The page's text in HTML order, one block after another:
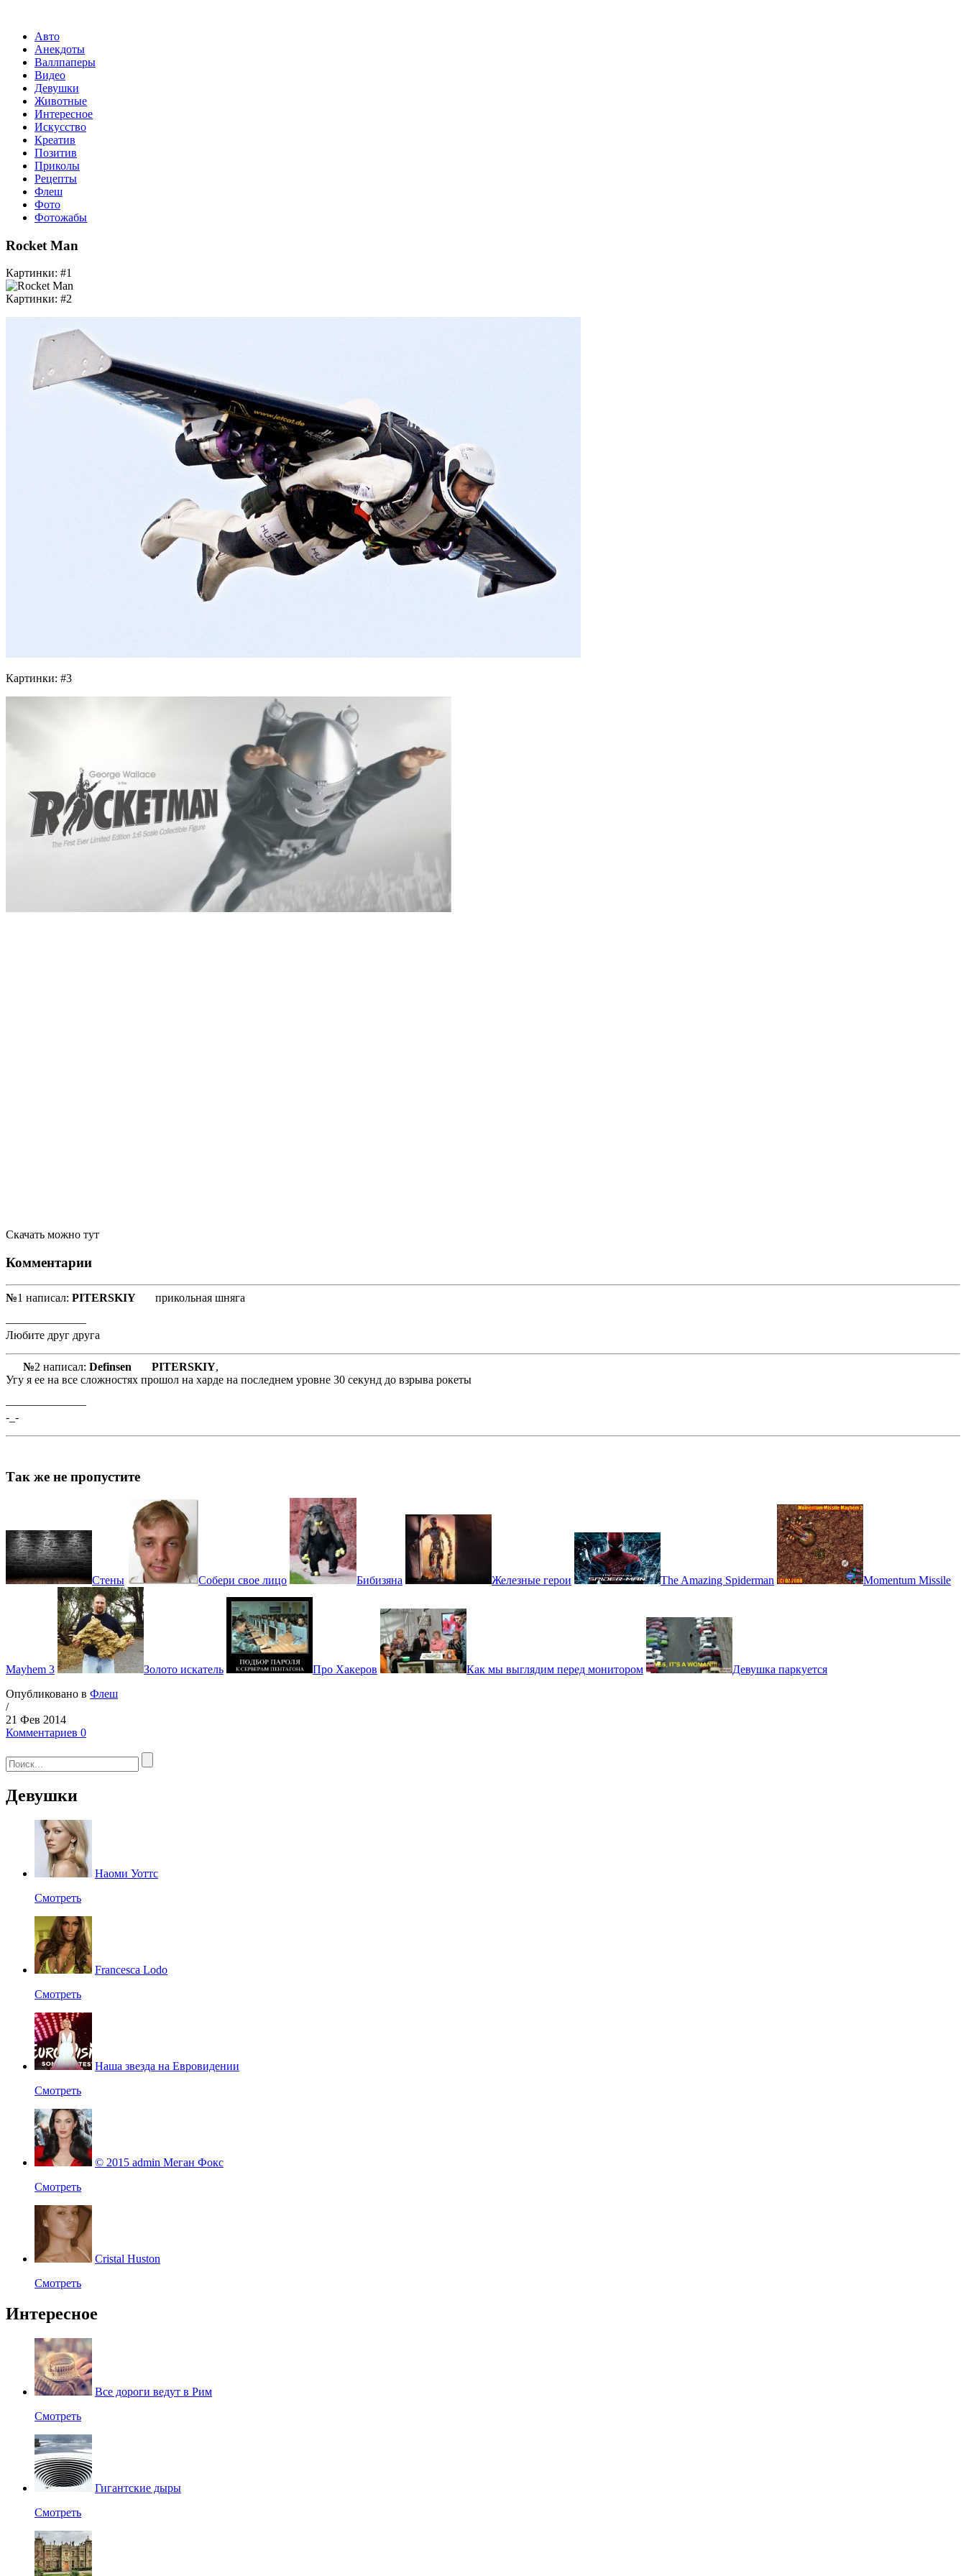
Авто
Анекдоты
Валлпаперы
Видео
Девушки
Животные
Интересное
Искусство
Креатив
Позитив
Приколы
Рецепты
Флеш
Фото
Фотожабы
Rocket Man
Картинки: #1
Картинки: #2
Картинки: #3
Скачать можно тут
Комментарии
№1 написал: PITERSKIY
прикольная шняга
———————
Любите друг друга
№2 написал: Definsen PITERSKIY,
Угу я ее на все сложностях прошол на харде на последнем уровне 30 секунд до взрыва рокеты
———————
-_-
Так же не пропустите
Стены Собери свое лицо Бибизяна Железные герои The Amazing Spiderman Momentum Missile
Mayhem 3 Золото искатель Про Хакеров Как мы выглядим перед монитором
Девушка паркуется
Опубликовано в Флеш
/
21 Фев 2014
Комментариев 0
Девушки
Наоми Уоттс
Смотреть
Francesca Lodo
Смотреть
Наша звезда на Евровидении
Смотреть
© 2015 admin Меган Фокс
Смотреть
Cristal Huston
Смотреть
Интересное
Все дороги ведут в Рим
Смотреть
Гигантские дыры
Смотреть